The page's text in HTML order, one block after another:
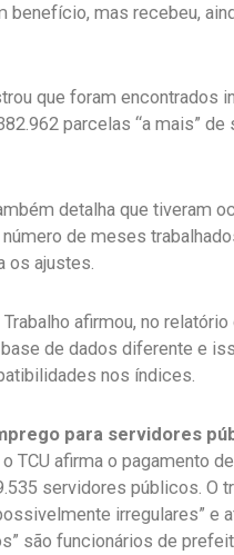
benefício, mas recebeu,
que foram encontrados
parcelas “a mais” de
detalha que tiveram
de meses
os ajustes.
afirmou, no relatório
de dados diferente e
nos índices.
para servidores
TCU afirma o pagamento
servidores públicos. O
irregulares” e
são funcionários de